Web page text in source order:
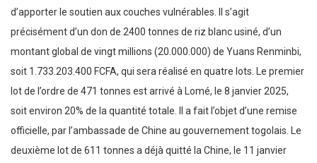
d’apporter le soutien aux couches vulnérables. Il s’agit
précisément d’un don de 2400 tonnes de riz blanc usiné, d’un
montant global de vingt millions (20.000.000) de Yuans Renminbi,
soit 1.733.203.400 FCFA, qui sera réalisé en quatre lots. Le premier
lot de l’ordre de 471 tonnes est arrivé à Lomé, le 8 janvier 2025,
soit environ 20% de la quantité totale. Il a fait l’objet d’une remise
officielle, par l’ambassade de Chine au gouvernement togolais. Le
deuxième lot de 611 tonnes a déjà quitté la Chine, le 11 janvier